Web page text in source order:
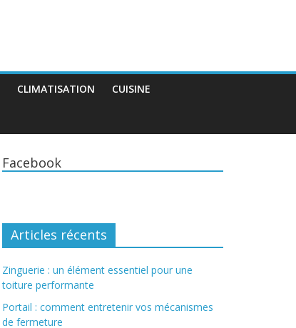
CLIMATISATION CUISINE
Facebook
Articles récents
Zinguerie : un élément essentiel pour une
toiture performante
Portail : comment entretenir vos mécanismes
de fermeture